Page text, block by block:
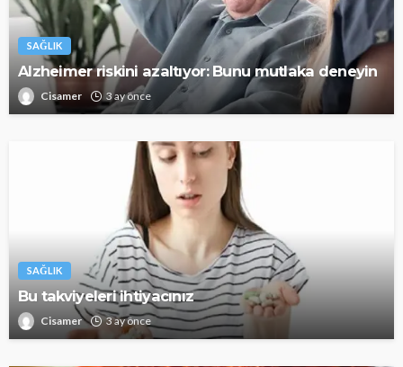
SAĞLIK
Alzheimer riskini azaltıyor: Bunu mutlaka deneyin
Cisamer 3 ay önce
SAĞLIK
Bu takviyeleri ihtiyacınız
Cisamer 3 ay önce